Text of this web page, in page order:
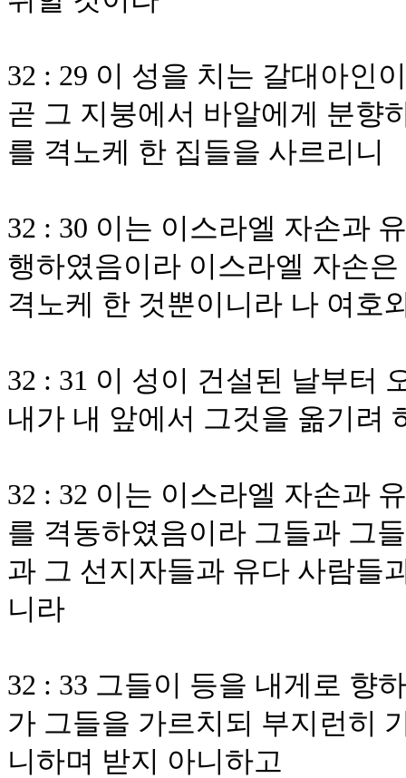
32 : 29 이 성을 치는 갈대아인
곧 그 지붕에서 바알에게 분향
를 격노케 한 집들을 사르리니
32 : 30 이는 이스라엘 자손과
행하였음이라 이스라엘 자손
격노케 한 것뿐이니라 나 여호
32 : 31 이 성이 건설된 날부터
내가 내 앞에서 그것을 옮기려
32 : 32 이는 이스라엘 자손과
를 격동하였음이라 그들과 그
과 그 선지자들과 유다 사람들
니라
32 : 33 그들이 등을 내게로 향
가 그들을 가르치되 부지런히
니하며 받지 아니하고